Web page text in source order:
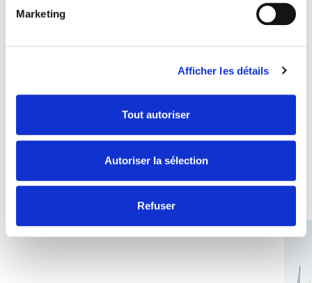
Marketing
Afficher les détails
Tout autoriser
Autoriser la sélection
Refuser
Souvent recherchés avec
Les combos gagnants
DÉCOUVRIR TOUT